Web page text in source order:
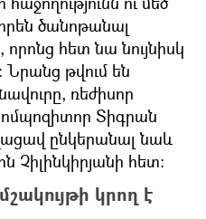
ծանոթանալ
հետ նա նույնիսկ
Նրանց թվում են
ռեժիսոր
Տիգրան
ընկերանալ նաև
Չիլինկիրյանի հետ։
կրող է